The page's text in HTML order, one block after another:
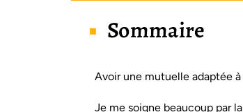
Sommaire
Avoir une mutuelle adaptée
Je me soigne beaucoup par